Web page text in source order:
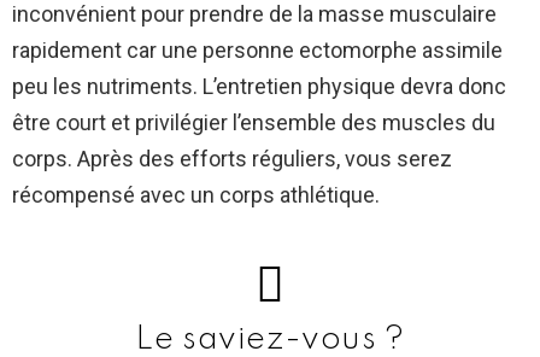
inconvénient pour prendre de la masse musculaire
rapidement car une personne ectomorphe assimile
peu les nutriments. L’entretien physique devra donc
être court et privilégier l’ensemble des muscles du
corps. Après des efforts réguliers, vous serez
récompensé avec un corps athlétique.
Le saviez-vous ?